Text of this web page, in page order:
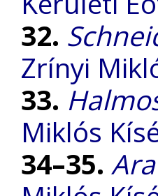
32.
Zrínyi
33.
Miklós
34–35.